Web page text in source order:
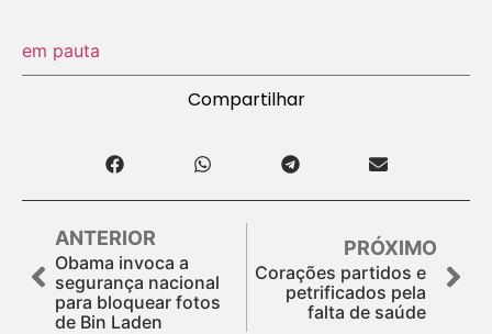
em pauta
Compartilhar
ANTERIOR
Obama invoca a
segurança nacional
para bloquear fotos
de Bin Laden
PRÓXIMO
Corações partidos e
petrificados pela
falta de saúde